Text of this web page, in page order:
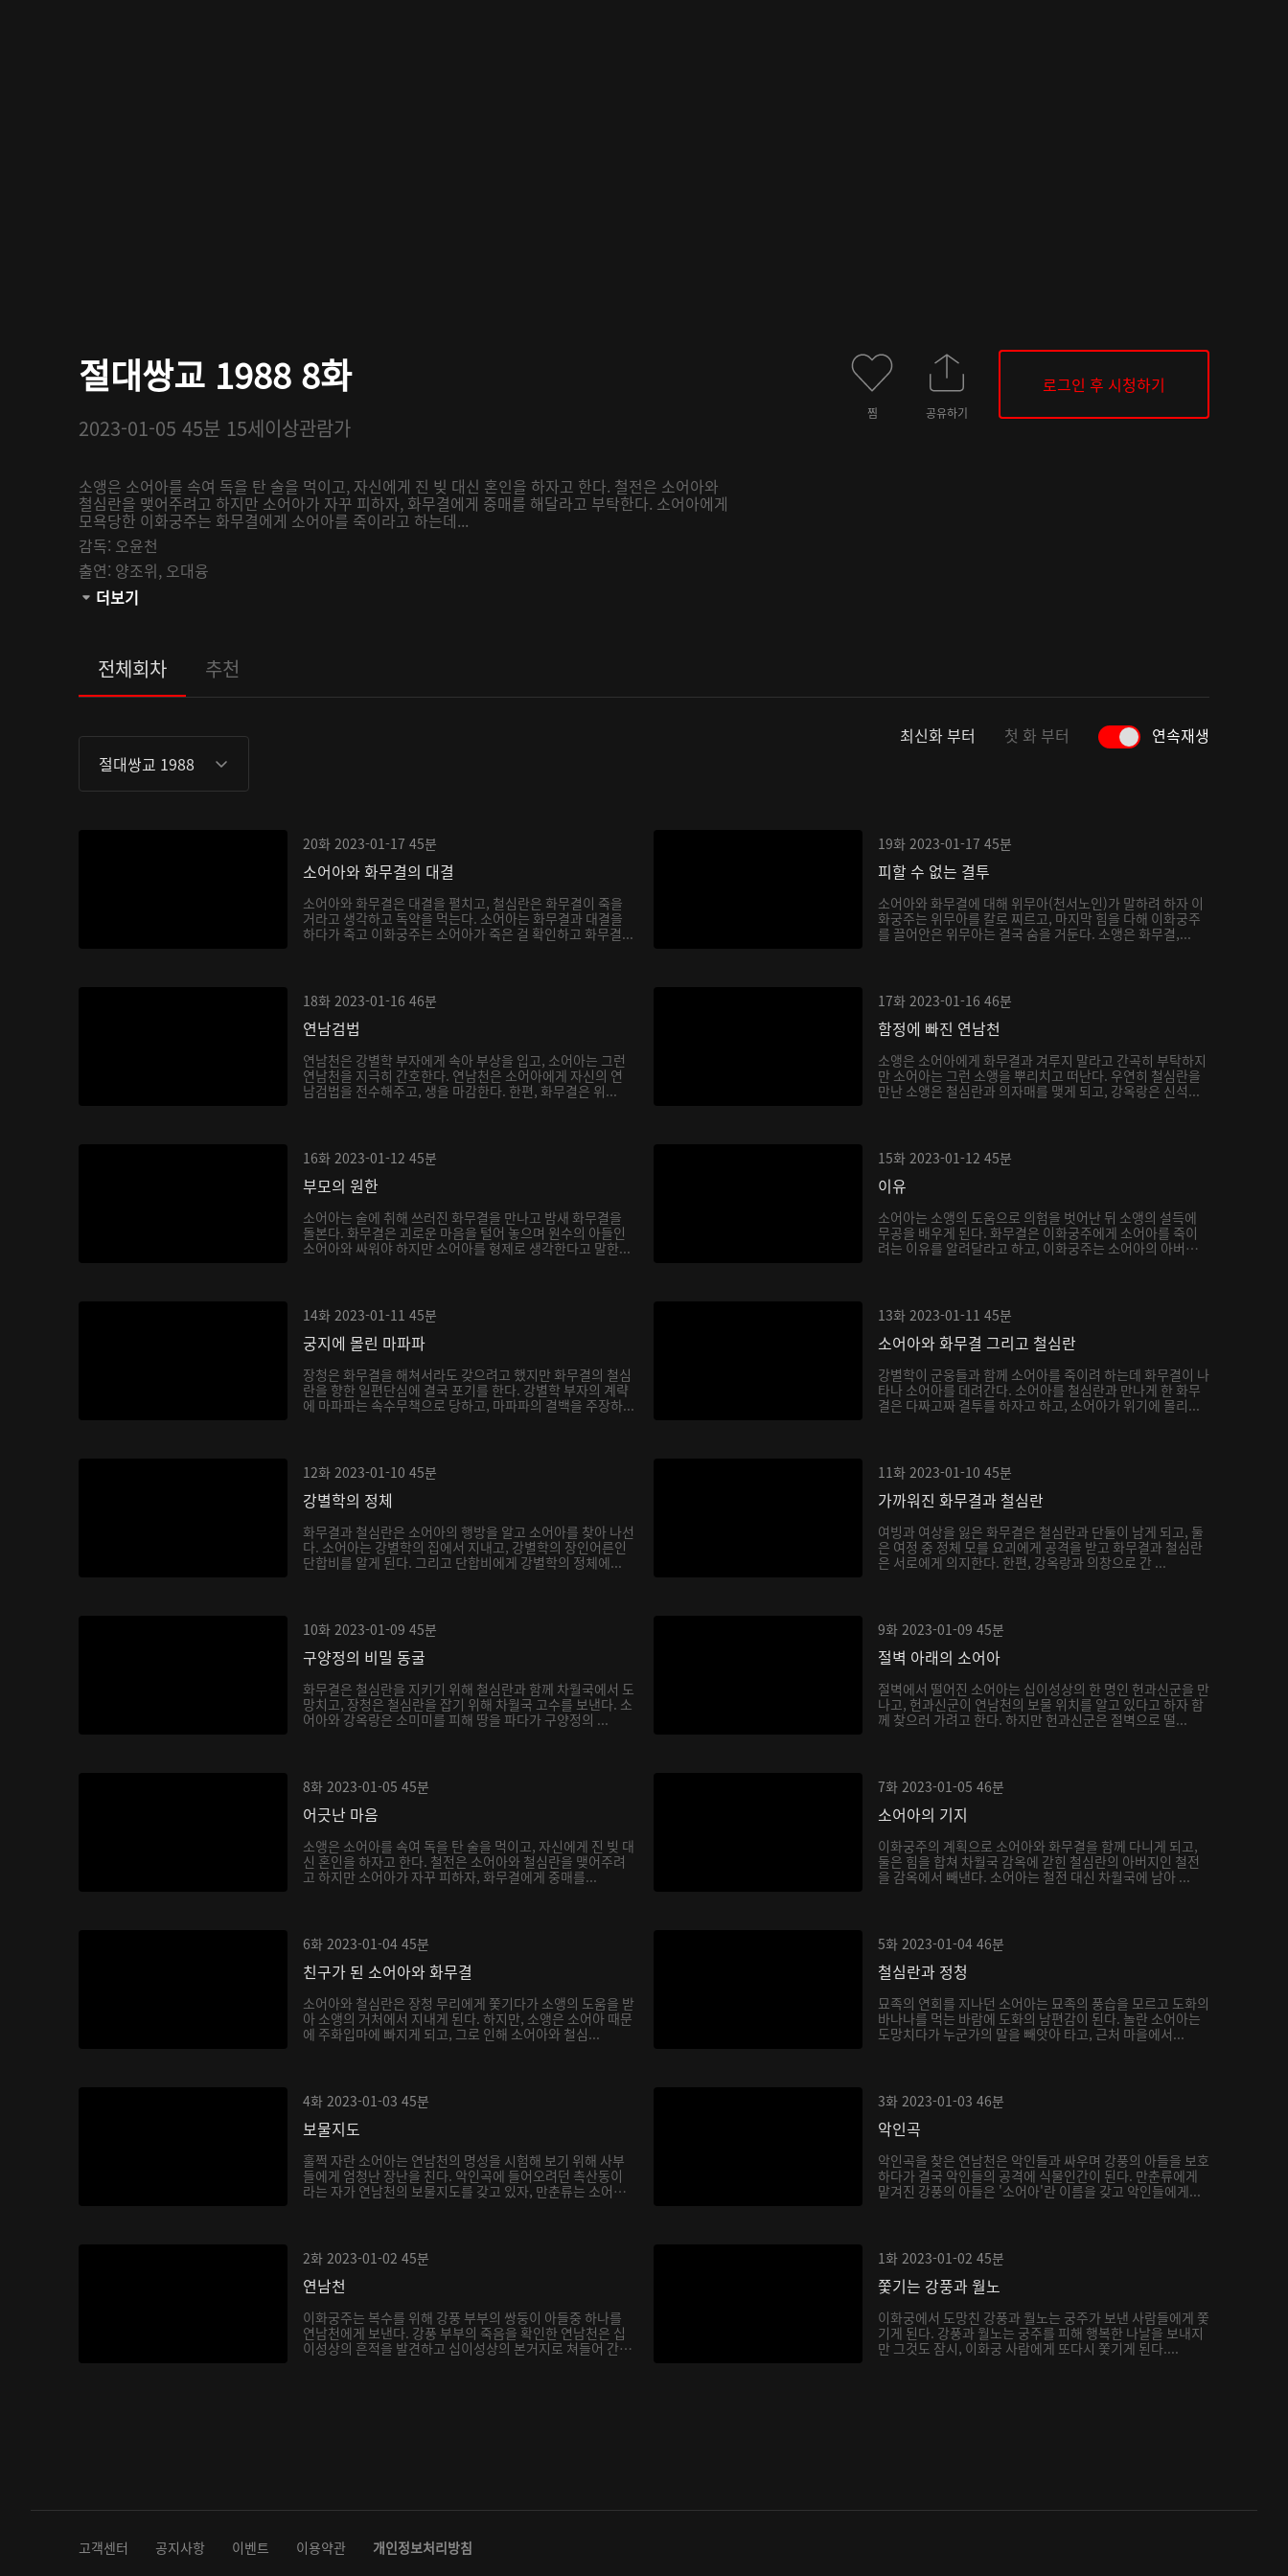
절대쌍교 1988 8화
2023-01-05 45분 15세이상관람가
소앵은 소어아를 속여 독을 탄 술을 먹이고, 자신에게 진 빚 대신 혼인을 하자고 한다. 철전은 소어아와
철심란을 맺어주려고 하지만 소어아가 자꾸 피하자, 화무결에게 중매를 해달라고 부탁한다. 소어아에게
모욕당한 이화궁주는 화무결에게 소어아를 죽이라고 하는데...
감독: 오윤천
출연: 양조위, 오대융
관람등급:
더보기
찜 공유하기
로그인 후 시청하기
전체회차 추천
절대쌍교 1988
최신화 부터 첫 화 부터 연속재생
20화 2023-01-17 45분
소어아와 화무결의 대결
소어아와 화무결은 대결을 펼치고, 철심란은 화무결이 죽을
거라고 생각하고 독약을 먹는다. 소어아는 화무결과 대결을
하다가 죽고 이화궁주는 소어아가 죽은 걸 확인하고 화무결...
19화 2023-01-17 45분
피할 수 없는 결투
소어아와 화무결에 대해 위무아(천서노인)가 말하려 하자 이
화궁주는 위무아를 칼로 찌르고, 마지막 힘을 다해 이화궁주
를 끌어안은 위무아는 결국 숨을 거둔다. 소앵은 화무결,...
18화 2023-01-16 46분
연남검법
연남천은 강별학 부자에게 속아 부상을 입고, 소어아는 그런
연남천을 지극히 간호한다. 연남천은 소어아에게 자신의 연
남검법을 전수해주고, 생을 마감한다. 한편, 화무결은 위...
17화 2023-01-16 46분
함정에 빠진 연남천
소앵은 소어아에게 화무결과 겨루지 말라고 간곡히 부탁하지
만 소어아는 그런 소앵을 뿌리치고 떠난다. 우연히 철심란을
만난 소앵은 철심란과 의자매를 맺게 되고, 강옥랑은 신석...
16화 2023-01-12 45분
부모의 원한
소어아는 술에 취해 쓰러진 화무결을 만나고 밤새 화무결을
돌본다. 화무결은 괴로운 마음을 털어 놓으며 원수의 아들인
소어아와 싸워야 하지만 소어아를 형제로 생각한다고 말한...
15화 2023-01-12 45분
이유
소어아는 소앵의 도움으로 의험을 벗어난 뒤 소앵의 설득에
무공을 배우게 된다. 화무결은 이화궁주에게 소어아를 죽이
려는 이유를 알려달라고 하고, 이화궁주는 소어아의 아버지
14화 2023-01-11 45분
궁지에 몰린 마파파
장청은 화무결을 해쳐서라도 갖으려고 했지만 화무결의 철심
란을 향한 일편단심에 결국 포기를 한다. 강별학 부자의 계략
에 마파파는 속수무책으로 당하고, 마파파의 결백을 주장하...
13화 2023-01-11 45분
소어아와 화무결 그리고 철심란
강별학이 군웅들과 함께 소어아를 죽이려 하는데 화무결이 나
타나 소어아를 데려간다. 소어아를 철심란과 만나게 한 화무
결은 다짜고짜 결투를 하자고 하고, 소어아가 위기에 몰리...
12화 2023-01-10 45분
강별학의 정체
화무결과 철심란은 소어아의 행방을 알고 소어아를 찾아 나선
다. 소어아는 강별학의 집에서 지내고, 강별학의 장인어른인
단합비를 알게 된다. 그리고 단합비에게 강별학의 정체에...
11화 2023-01-10 45분
가까워진 화무결과 철심란
여빙과 여상을 잃은 화무결은 철심란과 단둘이 남게 되고, 둘
은 여정 중 정체 모를 요괴에게 공격을 받고 화무결과 철심란
은 서로에게 의지한다. 한편, 강옥랑과 의창으로 간 ...
10화 2023-01-09 45분
구양정의 비밀 동굴
화무결은 철심란을 지키기 위해 철심란과 함께 차월국에서 도
망치고, 장청은 철심란을 잡기 위해 차월국 고수를 보낸다. 소
어아와 강옥랑은 소미미를 피해 땅을 파다가 구양정의 ...
9화 2023-01-09 45분
절벽 아래의 소어아
절벽에서 떨어진 소어아는 십이성상의 한 명인 헌과신군을 만
나고, 헌과신군이 연남천의 보물 위치를 알고 있다고 하자 함
께 찾으러 가려고 한다. 하지만 헌과신군은 절벽으로 떨...
8화 2023-01-05 45분
어긋난 마음
소앵은 소어아를 속여 독을 탄 술을 먹이고, 자신에게 진 빚 대
신 혼인을 하자고 한다. 철전은 소어아와 철심란을 맺어주려
고 하지만 소어아가 자꾸 피하자, 화무결에게 중매를...
7화 2023-01-05 46분
소어아의 기지
이화궁주의 계획으로 소어아와 화무결을 함께 다니게 되고,
둘은 힘을 합쳐 차월국 감옥에 갇힌 철심란의 아버지인 철전
을 감옥에서 빼낸다. 소어아는 철전 대신 차월국에 남아 ...
6화 2023-01-04 45분
친구가 된 소어아와 화무결
소어아와 철심란은 장청 무리에게 쫓기다가 소앵의 도움을 받
아 소앵의 거처에서 지내게 된다. 하지만, 소앵은 소어아 때문
에 주화입마에 빠지게 되고, 그로 인해 소어아와 철심...
5화 2023-01-04 46분
철심란과 정청
묘족의 연회를 지나던 소어아는 묘족의 풍습을 모르고 도화의
바나나를 먹는 바람에 도화의 남편감이 된다. 놀란 소어아는
도망치다가 누군가의 말을 빼앗아 타고, 근처 마을에서...
4화 2023-01-03 45분
보물지도
훌쩍 자란 소어아는 연남천의 명성을 시험해 보기 위해 사부
들에게 엄청난 장난을 친다. 악인곡에 들어오려던 촉산동이
라는 자가 연남천의 보물지도를 갖고 있자, 만춘류는 소어
3화 2023-01-03 46분
악인곡
악인곡을 찾은 연남천은 악인들과 싸우며 강풍의 아들을 보호
하다가 결국 악인들의 공격에 식물인간이 된다. 만춘류에게
맡겨진 강풍의 아들은 '소어아'란 이름을 갖고 악인들에게...
2화 2023-01-02 45분
연남천
이화궁주는 복수를 위해 강풍 부부의 쌍둥이 아들중 하나를
연남천에게 보낸다. 강풍 부부의 죽음을 확인한 연남천은 십
이성상의 흔적을 발견하고 십이성상의 본거지로 쳐들어 간
1화 2023-01-02 45분
쫓기는 강풍과 월노
이화궁에서 도망친 강풍과 월노는 궁주가 보낸 사람들에게 쫓
기게 된다. 강풍과 월노는 궁주를 피해 행복한 나날을 보내지
만 그것도 잠시, 이화궁 사람에게 또다시 쫓기게 된다....
고객센터 공지사항 이벤트 이용약관 개인정보처리방침